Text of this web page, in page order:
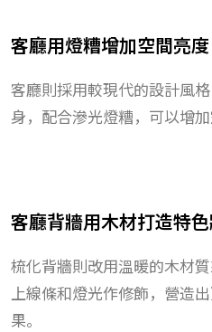
客廳用燈糟增加空間亮度
客廳則採用較現代的設計風
身，配合滲光燈糟，可以增加
客廳背牆用木材打造特
梳化背牆則改用溫暖的木材
上線條和燈光作修飾，營造
果。